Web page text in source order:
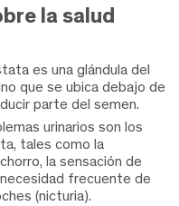
la salud
es una glándula del
que se ubica debajo de
parte del semen.
urinarios son los
tales como la
la sensación de
frecuente de
(nicturia).